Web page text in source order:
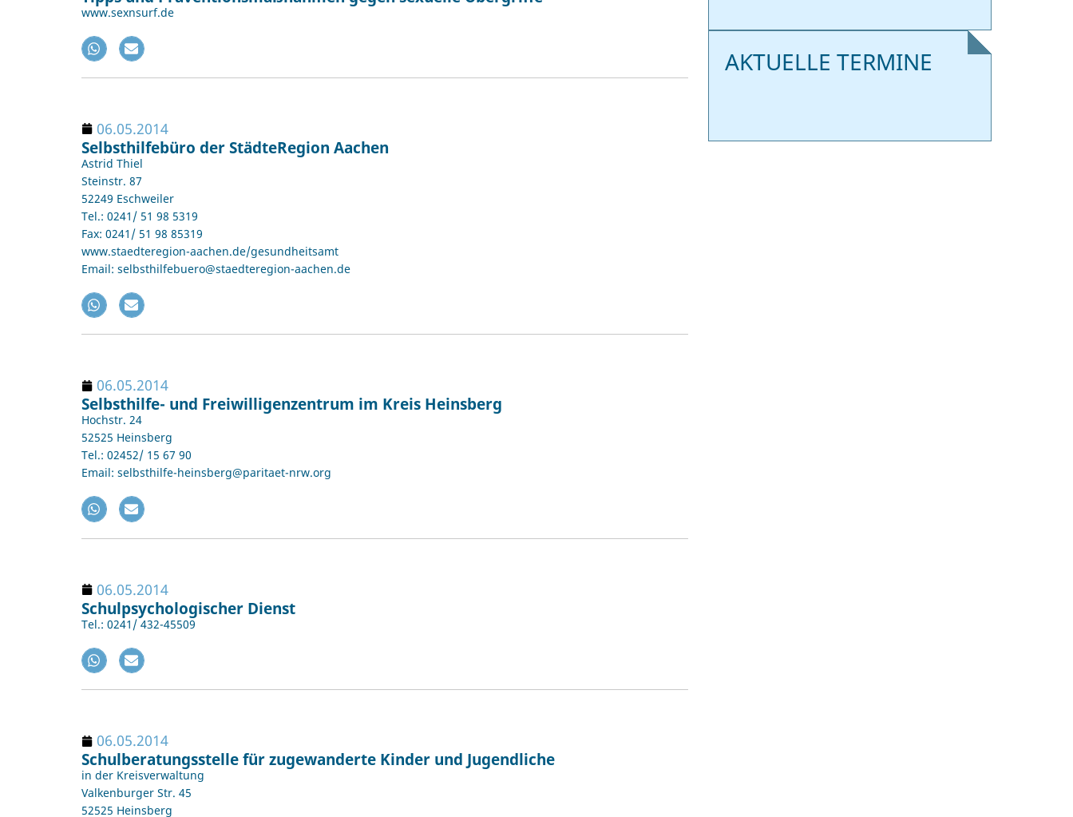
www.sexnsurf.de
06.05.2014
Selbsthilfebüro der StädteRegion Aachen
Astrid Thiel
Steinstr. 87
52249 Eschweiler
Tel.: 0241/ 51 98 5319
Fax: 0241/ 51 98 85319
www.staedteregion-aachen.de/gesundheitsamt
Email: selbsthilfebuero@staedteregion-aachen.de
06.05.2014
Selbsthilfe- und Freiwilligenzentrum im Kreis Heinsberg
Hochstr. 24
52525 Heinsberg
Tel.: 02452/ 15 67 90
Email: selbsthilfe-heinsberg@paritaet-nrw.org
06.05.2014
Schulpsychologischer Dienst
Tel.: 0241/ 432-45509
06.05.2014
Schulberatungsstelle für zugewanderte Kinder und Jugendliche
in der Kreisverwaltung
Valkenburger Str. 45
52525 Heinsberg
AKTUELLE TERMINE